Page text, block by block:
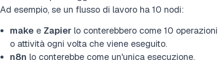
Ad esempio, se un flusso di lavoro ha 10 nodi:
make e Zapier lo conterebbero come 10 operazioni
o attività ogni volta che viene eseguito.
n8n lo conterebbe come un'unica esecuzione,